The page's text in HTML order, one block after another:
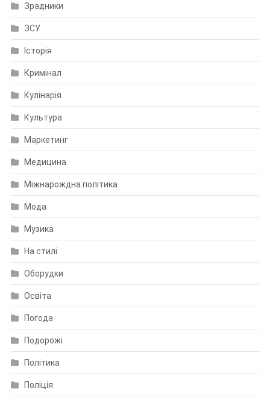
Зрадники
ЗСУ
Історія
Кримінал
Кулінарія
Культура
Маркетинг
Медицина
Міжнарождна політика
Мода
Музика
На стилі
Оборудки
Освіта
Погода
Подорожі
Політика
Поліція